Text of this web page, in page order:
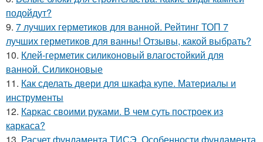
подойдут?
9. 7 лучших герметиков для ванной. Рейтинг ТОП 7
лучших герметиков для ванны! Отзывы, какой выбрать?
10. Клей-герметик силиконовый влагостойкий для
ванной. Силиконовые
11. Как сделать двери для шкафа купе. Материалы и
инструменты
12. Каркас своими руками. В чем суть построек из
каркаса?
13. Расчет фундамента ТИСЭ. Особенности фундамента